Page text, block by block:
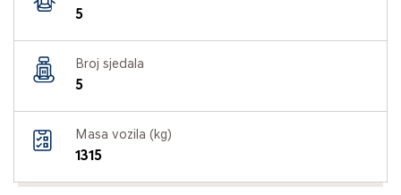
5
Broj sjedala
5
Masa vozila (kg)
1315